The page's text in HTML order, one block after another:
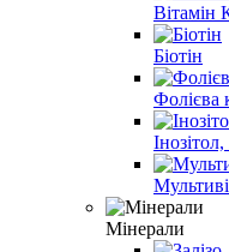
Вітамін
Біотін
Фолієва
Мінерали